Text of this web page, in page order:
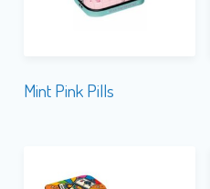
Mint Pink Pills